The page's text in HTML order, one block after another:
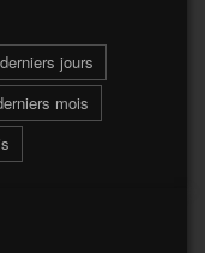
jours
mois